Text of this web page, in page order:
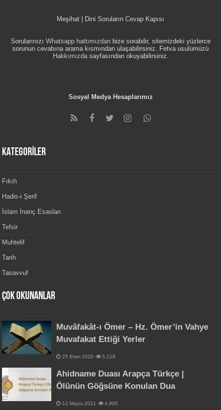
Meşihat | Dini Soruların Cevap Kapısı
Sorularınızı Whatsapp hattımızdanbize sorabilir, sitemizdeki yüzlerce
sorunun cevabına arama kısmından ulaşabilirsiniz. Fetva usulümüzü
Hakkımızdasayfasından okuyabilirsiniz.
Sosyal Medya Hesaplarımız
KATEGORİLER
Fıkıh
Hadis-i Şerif
İslam İnanç Esasları
Tefsir
Muhtelif
Tarih
Tasavvuf
Çok Okunanlar
Muvâfakât-ı Ömer – Hz. Ömer’in Vahye
Muvafakat Ettiği Yerler
25 Ekim 2020 5,218
Ahidname Duası Arapça Türkçe |
Ölünün Göğsüne Konulan Dua
12 Mayıs 2021 4,900